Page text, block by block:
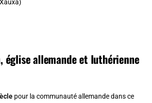
église allemande et luthérienne
pour la communauté allemande dans ce